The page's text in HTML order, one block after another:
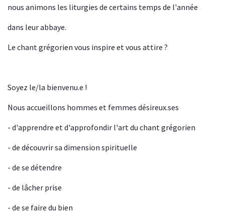
nous animons les liturgies de certains temps de l'année
dans leur abbaye.
Le chant grégorien vous inspire et vous attire ?
Soyez le/la bienvenu.e !
Nous accueillons hommes et femmes désireux.ses
- d'apprendre et d'approfondir l'art du chant grégorien
- de découvrir sa dimension spirituelle
- de se détendre
- de lâcher prise
- de se faire du bien